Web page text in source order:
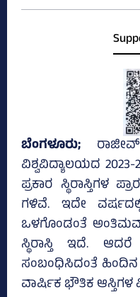
ಬೆಂಗಳೂರು;
ವಿಶ್ವವಿದ್ಯಾಲಯದ
ಪ್ರಕಾರ ಸ್ಥಿರಾಸ್ತಿಗಳ
ಗಳಿವೆ. ಇದೇ
ಒಳಗೊಂಡಂತೆ
ಸ್ಥಿರಾಸ್ತಿ ಇದೆ. ಆದರೆ
ಸಂಬಂಧಿಸಿದಂತೆ
ವಾರ್ಷಿಕ ಭೌತಿಕ ಆಸ್ತಿಗಳ